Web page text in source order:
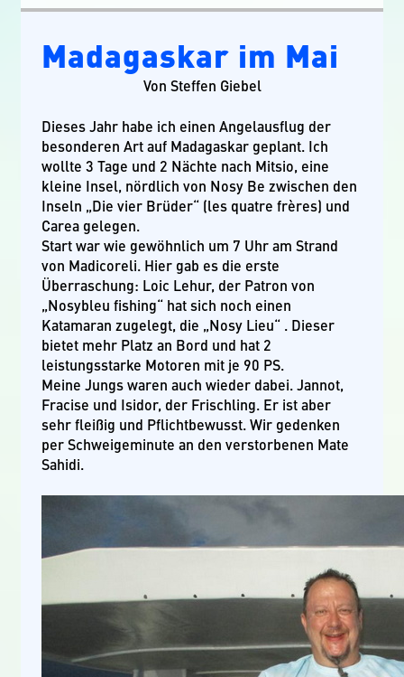
Madagaskar im Mai
Von Steffen Giebel
Dieses Jahr habe ich einen Angelausflug der
besonderen Art auf Madagaskar geplant. Ich
wollte 3 Tage und 2 Nächte nach Mitsio, eine
kleine Insel, nördlich von Nosy Be zwischen den
Inseln „Die vier Brüder“ (les quatre frères) und
Carea gelegen.
Start war wie gewöhnlich um 7 Uhr am Strand
von Madicoreli. Hier gab es die erste
Überraschung: Loic Lehur, der Patron von
„Nosybleu fishing“ hat sich noch einen
Katamaran zugelegt, die „Nosy Lieu“ . Dieser
bietet mehr Platz an Bord und hat 2
leistungsstarke Motoren mit je 90 PS.
Meine Jungs waren auch wieder dabei. Jannot,
Fracise und Isidor, der Frischling. Er ist aber
sehr fleißig und Pflichtbewusst. Wir gedenken
per Schweigeminute an den verstorbenen Mate
Sahidi.